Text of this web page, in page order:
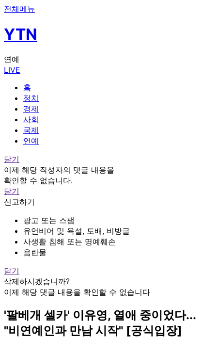
전체메뉴
YTN
연예
LIVE
홈
정치
경제
사회
국제
연예
닫기
이제 해당 작성자의 댓글 내용을
확인할 수 없습니다.
닫기
신고하기
광고 또는 스팸
유언비어 및 욕설, 도배, 비방글
사생활 침해 또는 명예훼손
음란물
닫기
삭제하시겠습니까?
이제 해당 댓글 내용을 확인할 수 없습니다
'팔베개 셀카' 이유영, 열애 중이었다...
"비연예인과 만남 시작" [공식입장]